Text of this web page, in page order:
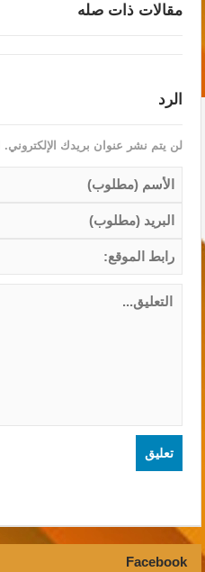
مقالات ذات صله
الرد
لن يتم نشر عنوان بريدك الإلكتروني.
Facebook